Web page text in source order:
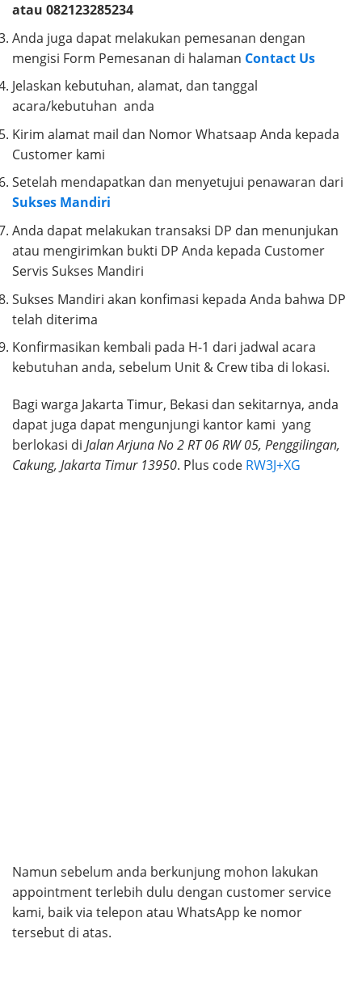
atau 082123285234
Anda juga dapat melakukan pemesanan dengan
mengisi Form Pemesanan di halaman Contact Us
Jelaskan kebutuhan, alamat, dan tanggal
acara/kebutuhan anda
Kirim alamat mail dan Nomor Whatsaap Anda kepada
Customer kami
Setelah mendapatkan dan menyetujui penawaran dari
Sukses Mandiri
Anda dapat melakukan transaksi DP dan menunjukan
atau mengirimkan bukti DP Anda kepada Customer
Servis Sukses Mandiri
Sukses Mandiri akan konfimasi kepada Anda bahwa DP
telah diterima
Konfirmasikan kembali pada H-1 dari jadwal acara
kebutuhan anda, sebelum Unit & Crew tiba di lokasi.
Bagi warga Jakarta Timur, Bekasi dan sekitarnya, anda
dapat juga dapat mengunjungi kantor kami yang
berlokasi di Jalan Arjuna No 2 RT 06 RW 05, Penggilingan,
Cakung, Jakarta Timur 13950. Plus code RW3J+XG
Namun sebelum anda berkunjung mohon lakukan
appointment terlebih dulu dengan customer service
kami, baik via telepon atau WhatsApp ke nomor
tersebut di atas.